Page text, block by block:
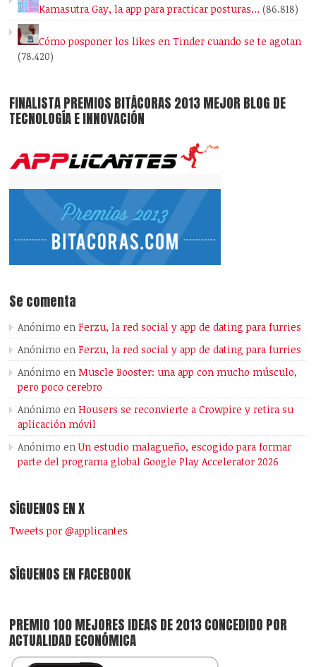
Kamasutra Gay, la app para practicar posturas… (86.818)
Cómo posponer los likes en Tinder cuando se te agotan
(78.420)
FINALISTA PREMIOS BITÁCORAS 2013 MEJOR BLOG DE
TECNOLOGÍA E INNOVACIÓN
Se comenta
Anónimo enFerzu, la red social y app de dating para furries
Anónimo enFerzu, la red social y app de dating para furries
Anónimo enMuscle Booster: una app con mucho músculo,
pero poco cerebro
Anónimo enHousers se reconvierte a Crowpire y retira su
aplicación móvil
Anónimo enUn estudio malagueño, escogido para formar
parte del programa global Google Play Accelerator 2026
SÍGUENOS EN X
Tweets por @applicantes
SÍGUENOS EN FACEBOOK
PREMIO 100 MEJORES IDEAS DE 2013 CONCEDIDO POR
ACTUALIDAD ECONÓMICA